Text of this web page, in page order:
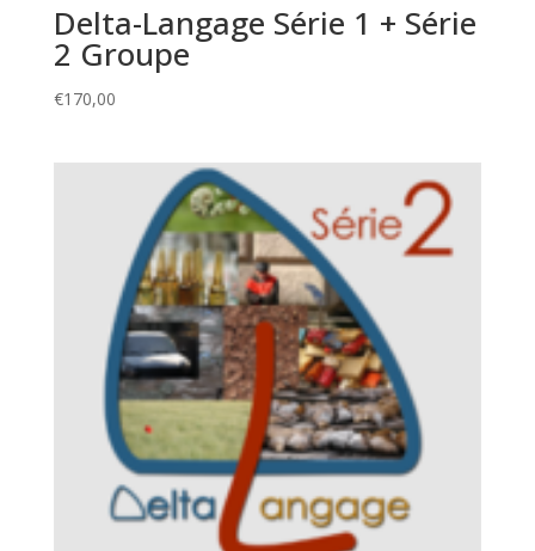
Delta-Langage Série 1 + Série
2 Groupe
€170,00